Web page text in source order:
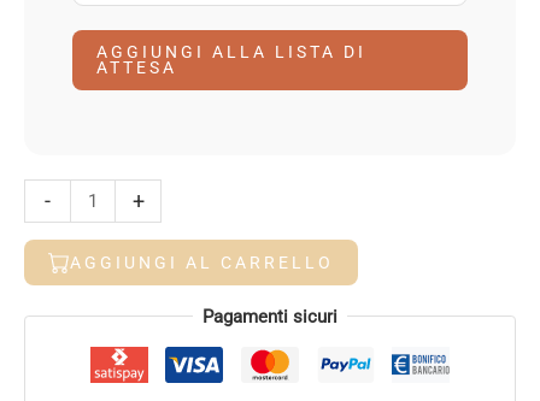
AGGIUNGI ALLA LISTA DI
ATTESA
-
SIo-
2
quantità
+
AGGIUNGI AL CARRELLO
Alternative: Pagamenti sicuri